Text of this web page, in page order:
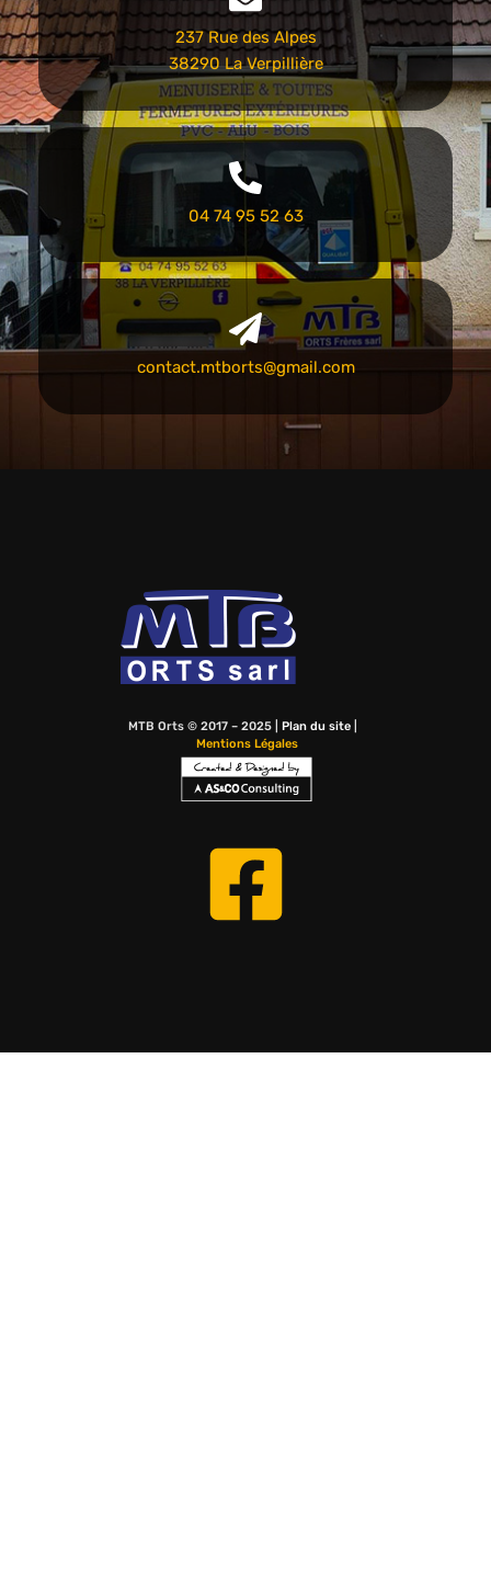
237 Rue des Alpes
38290 La Verpillière
04 74 95 52 63
contact.mtborts@gmail.com
MTB Orts © 2017 – 2025 | Plan du site|
Mentions Légales